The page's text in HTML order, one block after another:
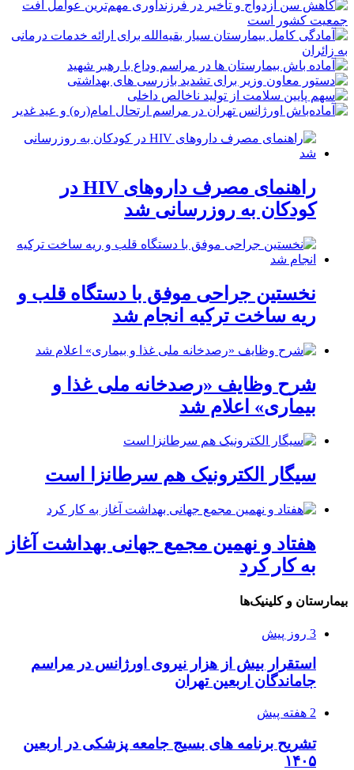
راهنمای مصرف داروهای HIV در
کودکان به روزرسانی شد
نخستین جراحی موفق با دستگاه قلب و
ریه ساخت ترکیه انجام شد
شرح وظایف «رصدخانه ملی غذا و
بیماری» اعلام شد
سیگار الکترونیک هم سرطانزا است
هفتاد و نهمین مجمع جهانی بهداشت آغاز
به کار کرد
بیمارستان و کلینیک‌ها
3 روز پیش
استقرار بیش از هزار نیروی اورژانس در مراسم
جاماندگان اربعین تهران
2 هفته پیش
تشریح برنامه های بسیج جامعه پزشکی در اربعین
۱۴۰۵